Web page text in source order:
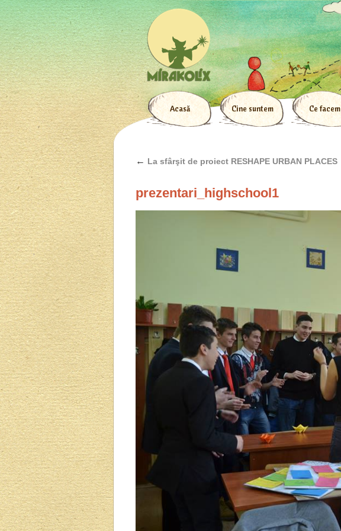
Acasă Cine suntem Ce facem
← La sfârşit de proiect RESHAPE URBAN PLACES
prezentari_highschool1